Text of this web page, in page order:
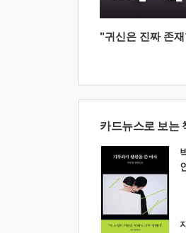
"귀신은 진짜 존
카드뉴스로 보는